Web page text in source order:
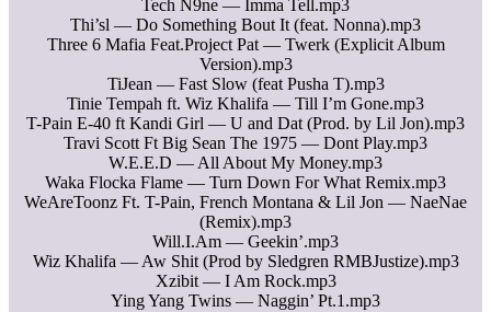
Tech N9ne — Imma Tell.mp3
Thi’sl — Do Something Bout It (feat. Nonna).mp3
Three 6 Mafia Feat.Project Pat — Twerk (Explicit Album
Version).mp3
TiJean — Fast Slow (feat Pusha T).mp3
Tinie Tempah ft. Wiz Khalifa — Till I’m Gone.mp3
T-Pain E-40 ft Kandi Girl — U and Dat (Prod. by Lil Jon).mp3
Travi Scott Ft Big Sean The 1975 — Dont Play.mp3
W.E.E.D — All About My Money.mp3
Waka Flocka Flame — Turn Down For What Remix.mp3
WeAreToonz Ft. T-Pain, French Montana & Lil Jon — NaeNae
(Remix).mp3
Will.I.Am — Geekin’.mp3
Wiz Khalifa — Aw Shit (Prod by Sledgren RMBJustize).mp3
Xzibit — I Am Rock.mp3
Ying Yang Twins — Naggin’ Pt.1.mp3